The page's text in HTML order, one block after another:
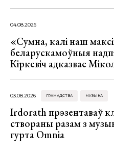
04.08.2026
«Сумна, калі наш
беларускамоўныя
Кіркевіч адказвае
03.08.2026 ГРАМАДСТВА МУЗЫКА
Irdorath прэзентаваў
створаны разам з
гурта Omnia